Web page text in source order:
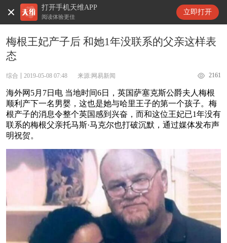
打开手机天维APP
阅读体验更佳
立即打开
天维新闻
梅根王妃产子后 和她1年没联系的父亲这样表
态
综合 2019-05-08 07:48 来源:网易新闻 2161
海外网5月7日电 当地时间6日，英国萨塞克斯公爵夫人梅根
顺利产下一名男婴，这也是她与哈里王子的第一个孩子。梅
根产子的消息令整个英国感到兴奋，而和这位王妃已1年没有
联系的梅根父亲托马斯·马克尔也打破沉默，通过媒体发布声
明祝贺。